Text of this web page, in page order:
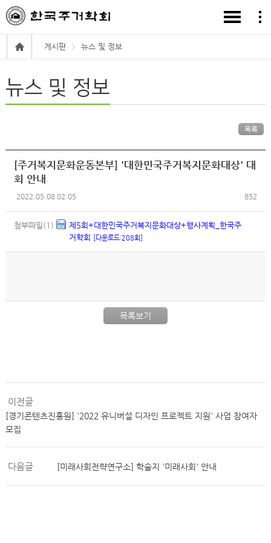
게시판 뉴스 및 정보
뉴스 및 정보
목록
[주거복지문화운동본부] '대한민국주거복지문화대상' 대
회 안내
2022.05.08 02:05 852
첨부파일(1)
제5회+대한민국주거복지문화대상+행사계획_한국주
거학회
[다운로드:208회]
목록보기
이전글
[경기콘텐츠진흥원] '2022 유니버설 디자인 프로젝트 지원' 사업 참여자
모집
다음글 [미래사회전략연구소] 학술지 '미래사회' 안내